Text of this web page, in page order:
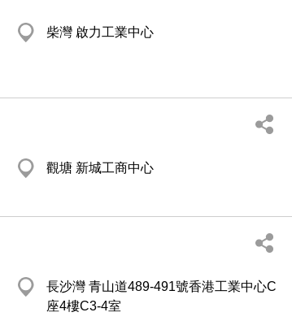
柴灣 啟力工業中心
觀塘 新城工商中心
長沙灣 青山道489-491號香港工業中心C
座4樓C3-4室